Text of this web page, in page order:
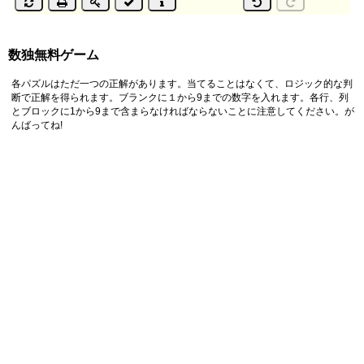
数独無料ゲーム
各パズルはただ一つの正解があります。当てることはなくて、ロジック的な判
断で正解を得られます。ブランクに１から9までの数字を入れます。各行、列
とブロックに1から9まで含まらなければならないことに注意してください。が
んばってね!